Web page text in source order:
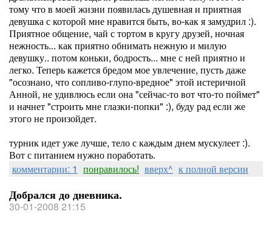
тому что в моей жизни появилась душевная и приятная
девушка с которой мне нравится быть, во-как я замудрил :).
Приятное общение, чай с тортом в кругу друзей, ночная
нежность... как приятно обнимать нежную и милую
девушку.. потом коньки, бодрость... мне с ней приятно и
легко. Теперь кажется бредом мое увлечение, пусть даже
"осознано, что сопливо-глупо-вредное" этой истеричной
Анной, не удивлюсь если она "сейчас-то вот что-то поймет"
и начнет "строить мне глазки-попки" :), буду рад если же
этого не произойдет.
турник идет уже лучше, тело с каждым днем мускулеет :).
Вот с питанием нужно поработать.
комментарии: 1 понравилось! вверх^ к полной версии
Добрался до дневника.
30-01-2008 21:15